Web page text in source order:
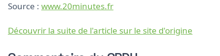
Source : www.20minutes.fr
Découvrir la suite de l'article sur le site d'origine